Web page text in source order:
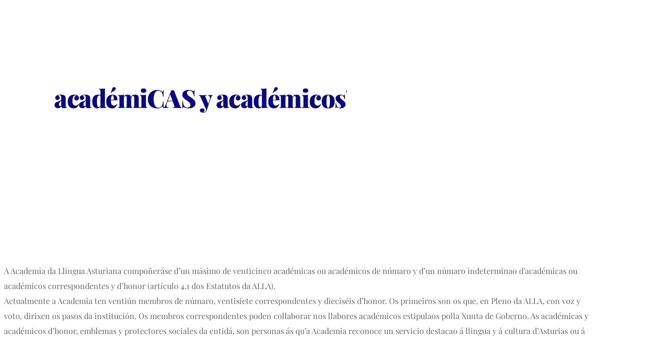
académiCAS y académicos
A Academia da Llingua Asturiana compoñeráse d’un másimo de venticinco académicas ou académicos de númaro y d’un númaro indeterminao d’académicas ou
académicos correspondentes y d’honor (artículo 4.1 dos Estatutos da ALLA).
Actualmente a Academia ten ventiún membros de númaro, ventisiete correspondentes y dieciséis d’honor. Os primeiros son os que, en Pleno da ALLA, con voz y
voto, dirixen os pasos da institución. Os membros correspondentes poden collaborar nos llabores académicos estipulaos polla Xunta de Goberno. As académicas y
académicos d’honor, emblemas y protectores sociales da entidá, son personas ás qu’a Academia reconoce un servicio destacao á llingua y á cultura d’Asturias ou á